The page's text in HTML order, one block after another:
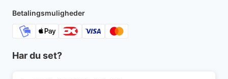
1.795 kr..
Betalingsmuligheder
Har du set?